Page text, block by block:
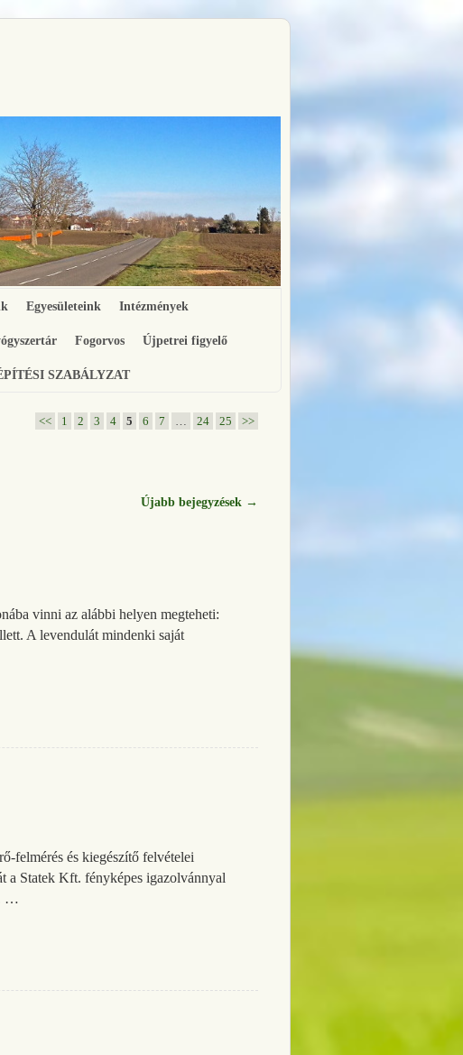
Egyesületeink Intézmények
Fogorvos Újpetrei figyelő
SZABÁLYZAT
<< 1 2 3 4 5 6 7 24 25 >>
Újabb bejegyzések →
vinni az alábbi helyen megteheti:
A levendulát mindenki saját
felmérés és kiegészítő felvételei
a Statek Kft. fényképes igazolvánnyal
…